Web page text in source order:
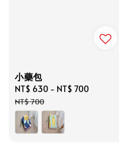
小藥包
Sale
price
NT$ 630 - NT$ 700
NT$ 700